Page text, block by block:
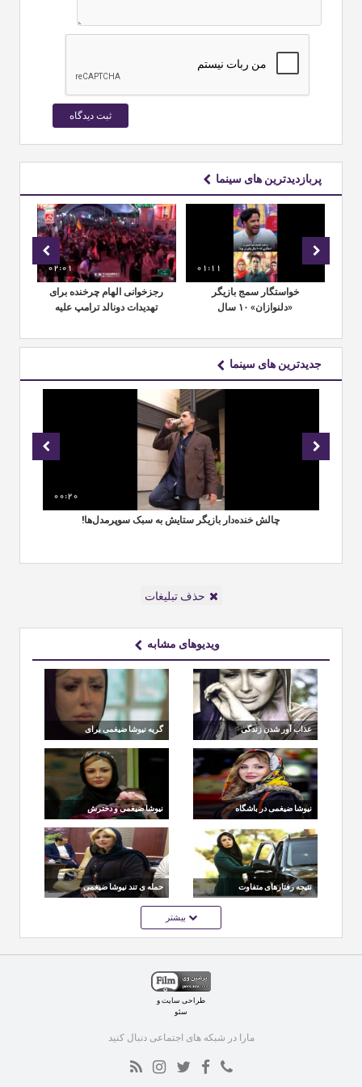
پربازدیدترین های سینما
01:11
خواستگار سمج بازیگر
«دلنوازان» ۱۰ سال
02:01
رجزخوانی الهام چرخنده برای
تهدیدات دونالد ترامپ علیه
جدیدترین های سینما
00:20
چالش خنده‌دار بازیگر ستایش به سبک سوپرمدل‌ها!
حذف تبلیغات
ویدیوهای مشابه
عذاب آور شدن زندگی
خصوصی نیوشا ضیغمی و
سایر سلبریتی ها
گریه نیوشا ضیغمی برای
مادر و دختر نوعروس
نیوشا ضیغمی در باشگاه
نیوشا ضیغمی و دخترش
در کلیپ تبلیغاتی
نتیجه رفتارهای متفاوت
حمله ی تند نیوشا ضیغمی
به صدا و سیما
بیشتر
طراحی سایتو
سئو
مارا در شبکه های اجتماعی دنبال کنید